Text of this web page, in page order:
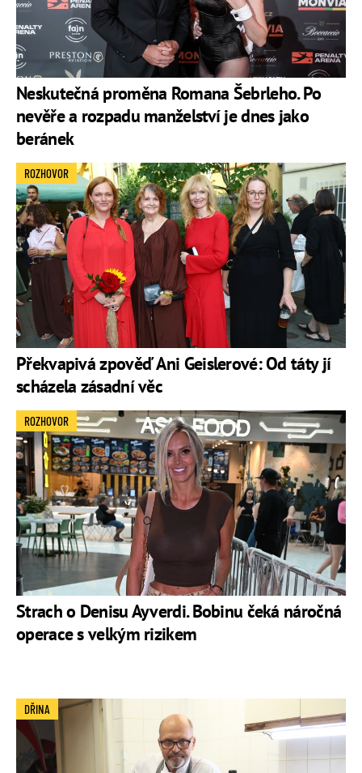
Neskutečná proměna Romana Šebrleho. Po
nevěře a rozpadu manželství je dnes jako
beránek
Překvapivá zpověď Ani Geislerové: Od táty jí
scházela zásadní věc
ROZHOVOR
Strach o Denisu Ayverdi. Bobinu čeká náročná
operace s velkým rizikem
ROZHOVOR
DŘINA